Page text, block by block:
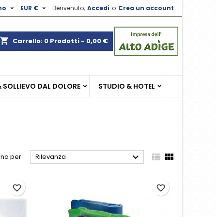
Benvenuto, Accedi o Crea un account
EUR € 

shopping_cart Carrello: 0 Prodotti - 0,00 €
SOLLIEVO DAL DOLORE STUDIO & HOTEL
per: Rilevanza   
favorite_border favorite_border